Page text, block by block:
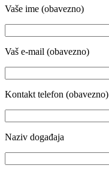
Vaše ime (obavezno)
Vaš e-mail (obavezno)
Kontakt telefon (obavezno)
Naziv događaja